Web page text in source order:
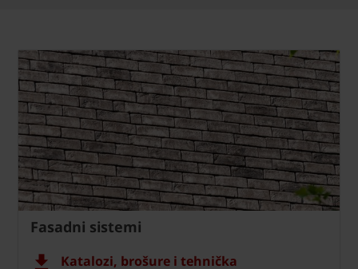
Fasadni sistemi
Katalozi, brošure i tehnička